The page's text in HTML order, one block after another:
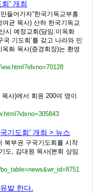
’ 개최
들어가자”한국기독교부흥
균 목사) 산하 한국기독교
시 예정교회(담임:이옥화
기도회’를 갖고 나라와 민
화 목사(증경회장)는 환영
사)에서 회원 200여 명이
기도회’ 개최 > 뉴스
북부권 구국기도회를 시작
도, 김대원 목사(본회 상임
발 한다.